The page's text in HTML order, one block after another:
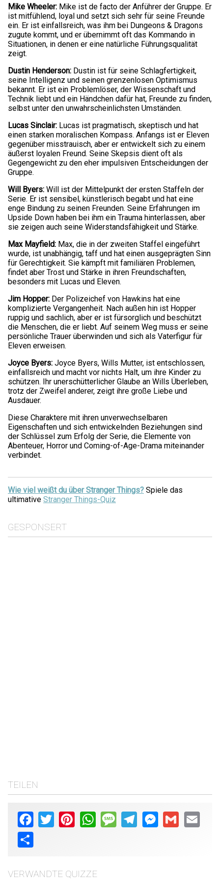
Mike Wheeler: Mike ist de facto der Anführer der Gruppe. Er
ist mitfühlend, loyal und setzt sich sehr für seine Freunde
ein. Er ist einfallsreich, was ihm bei Dungeons & Dragons
zugute kommt, und er übernimmt oft das Kommando in
Situationen, in denen er eine natürliche Führungsqualität
zeigt.
Dustin Henderson: Dustin ist für seine Schlagfertigkeit,
seine Intelligenz und seinen grenzenlosen Optimismus
bekannt. Er ist ein Problemlöser, der Wissenschaft und
Technik liebt und ein Händchen dafür hat, Freunde zu finden,
selbst unter den unwahrscheinlichsten Umständen.
Lucas Sinclair: Lucas ist pragmatisch, skeptisch und hat
einen starken moralischen Kompass. Anfangs ist er Eleven
gegenüber misstrauisch, aber er entwickelt sich zu einem
äußerst loyalen Freund. Seine Skepsis dient oft als
Gegengewicht zu den eher impulsiven Entscheidungen der
Gruppe.
Will Byers: Will ist der Mittelpunkt der ersten Staffeln der
Serie. Er ist sensibel, künstlerisch begabt und hat eine
enge Bindung zu seinen Freunden. Seine Erfahrungen im
Upside Down haben bei ihm ein Trauma hinterlassen, aber
sie zeigen auch seine Widerstandsfähigkeit und Stärke.
Max Mayfield: Max, die in der zweiten Staffel eingeführt
wurde, ist unabhängig, taff und hat einen ausgeprägten Sinn
für Gerechtigkeit. Sie kämpft mit familiären Problemen,
findet aber Trost und Stärke in ihren Freundschaften,
besonders mit Lucas und Eleven.
Jim Hopper: Der Polizeichef von Hawkins hat eine
komplizierte Vergangenheit. Nach außen hin ist Hopper
ruppig und sachlich, aber er ist fürsorglich und beschützt
die Menschen, die er liebt. Auf seinem Weg muss er seine
persönliche Trauer überwinden und sich als Vaterfigur für
Eleven erweisen.
Joyce Byers: Joyce Byers, Wills Mutter, ist entschlossen,
einfallsreich und macht vor nichts Halt, um ihre Kinder zu
schützen. Ihr unerschütterlicher Glaube an Wills Überleben,
trotz der Zweifel anderer, zeigt ihre große Liebe und
Ausdauer.
Diese Charaktere mit ihren unverwechselbaren
Eigenschaften und sich entwickelnden Beziehungen sind
der Schlüssel zum Erfolg der Serie, die Elemente von
Abenteuer, Horror und Coming-of-Age-Drama miteinander
verbindet.
Wie viel weißt du über Stranger Things? Spiele das
ultimative Stranger Things-Quiz
GESPONSERT
TEILEN
Facebook
Twitter PinterestWhatsAppMessageTelegramMessenger
Gmail Email
Share
VERWANDTE QUIZZE